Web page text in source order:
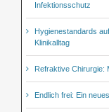
Infektionsschutz
Hygienestandards
Klinikalltag
Refraktive Chirurgie:
Endlich frei: Ein